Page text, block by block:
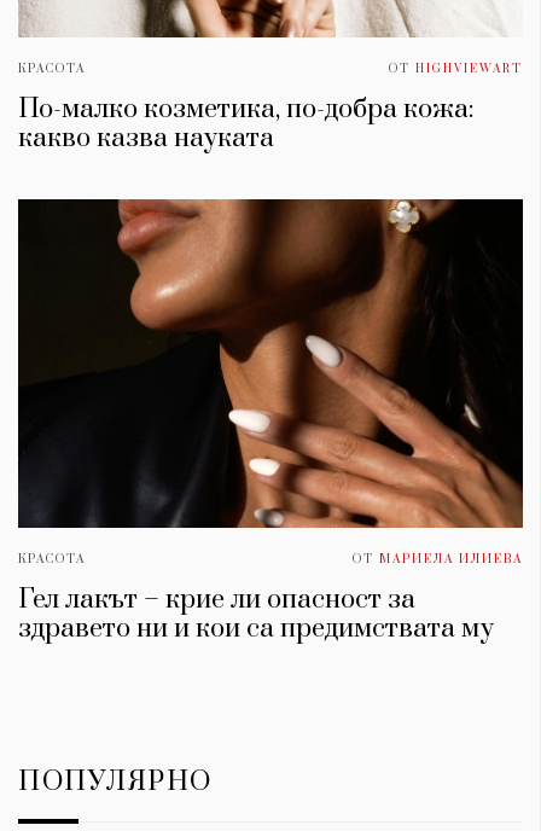
КРАСОТА ОТ HIGHVIEWART
По-малко козметика, по-добра кожа:
какво казва науката
КРАСОТА ОТ МАРИЕЛА ИЛИЕВА
Гел лакът – крие ли опасност за
здравето ни и кои са предимствата му
ПОПУЛЯРНО